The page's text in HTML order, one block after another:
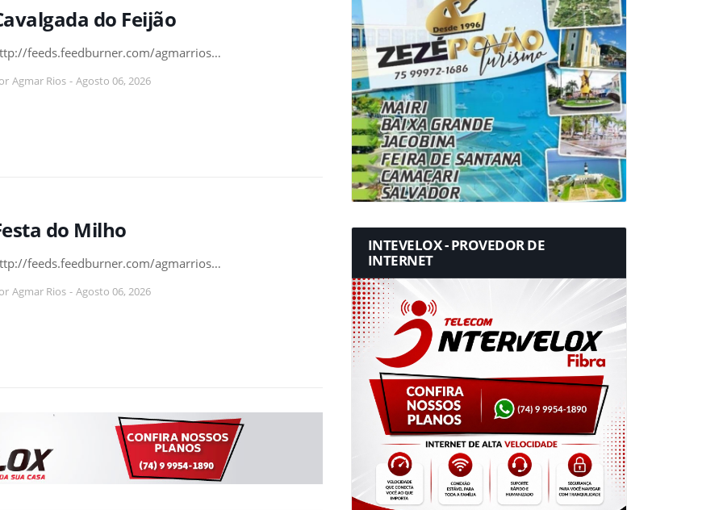
do Feijão
feeds.feedburner.com/agmarrios…
Agmar Rios - Agosto 06, 2026
do Milho
feeds.feedburner.com/agmarrios…
Agmar Rios - Agosto 06, 2026
INTEVELOX - PROVEDOR DE
INTERNET